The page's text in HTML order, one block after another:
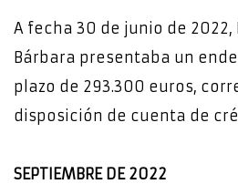
A fecha 30 de junio de 2022,
Bárbara presentaba un
plazo de 293.300 euros,
disposición de cuenta de
SEPTIEMBRE DE 2022